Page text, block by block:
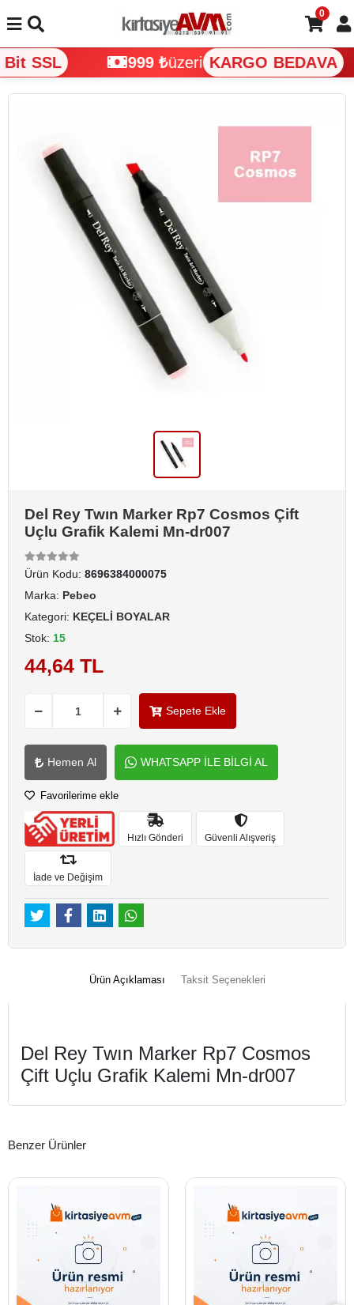
SSL 999 ₺ üzeri KARGO BEDAVA
0
Del Rey Twın Marker Rp7 Cosmos Çift
Uçlu Grafik Kalemi Mn-dr007
Ürün Kodu: 8696384000075
Marka: Pebeo
Kategori: KEÇELİ BOYALAR
Stok: 15
44,64 TL
Sepete Ekle
Hemen Al WHATSAPP İLE BİLGİ AL
Favorilerime ekle
Hızlı Gönderi Güvenli Alışveriş
İade ve Değişim
Ürün Açıklaması Taksit Seçenekleri
Del Rey Twın Marker Rp7 Cosmos
Çift Uçlu Grafik Kalemi Mn-dr007
Benzer Ürünler